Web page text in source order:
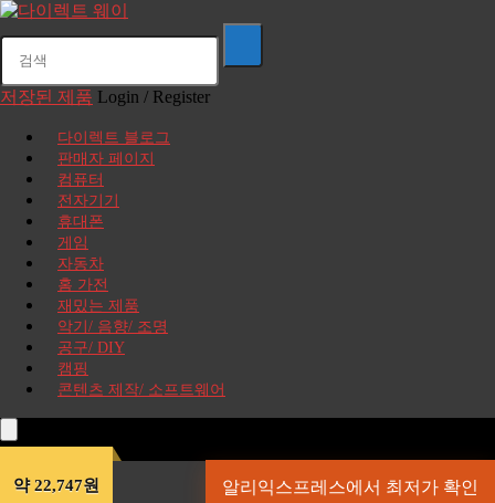
저장된 제품 Login / Register
다이렉트 블로그
판매자 페이지
컴퓨터
전자기기
휴대폰
게임
자동차
홈 가전
재밌는 제품
악기/ 음향/ 조명
공구/ DIY
캠핑
콘텐츠 제작/ 소프트웨어
약 22,747원 알리익스프레스에서 최저가 확인